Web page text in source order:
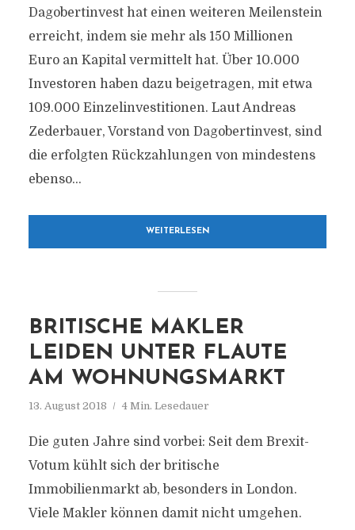
Dagobertinvest hat einen weiteren Meilenstein
erreicht, indem sie mehr als 150 Millionen
Euro an Kapital vermittelt hat. Über 10.000
Investoren haben dazu beigetragen, mit etwa
109.000 Einzelinvestitionen. Laut Andreas
Zederbauer, Vorstand von Dagobertinvest, sind
die erfolgten Rückzahlungen von mindestens
ebenso...
WEITERLESEN
BRITISCHE MAKLER
LEIDEN UNTER FLAUTE
AM WOHNUNGSMARKT
13. August 2018 4 Min. Lesedauer
Die guten Jahre sind vorbei: Seit dem Brexit-
Votum kühlt sich der britische
Immobilienmarkt ab, besonders in London.
Viele Makler können damit nicht umgehen.